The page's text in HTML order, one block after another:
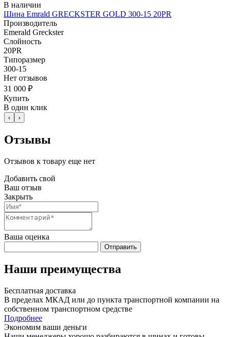
В наличии
Шина Emrald GRECKSTER GOLD 300-15 20PR
Производитель
Emerald Greckster
Слойность
20PR
Типоразмер
300-15
Нет отзывов
31 000 ₽
Купить
В один клик
‹ ›
Отзывы
Отзывов к товару еще нет
Добавить свой
Ваш отзыв
Закрыть
Ваша оценка
Отправить
Наши преимущества
Бесплатная доставка
В пределах МКАД или до пункта транспортной компании на
собственном транспортном средстве
Подробнее
Экономим ваши деньги